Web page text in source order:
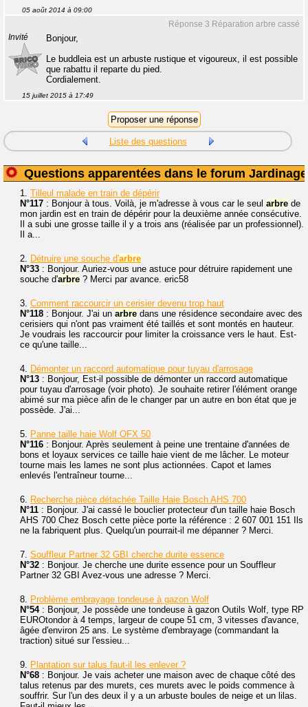
05 août 2014 à 09:00
Réponse 3 Réparation arbre cassé
Invité
Bonjour,
Le buddleia est un arbuste rustique et vigoureux, il est possible
que rabattu il reparte du pied.
Cordialement.
15 juillet 2015 à 17:49
Liste des questions
Questions apparentées dans le forum Jardinage
1. Tilleul malade en train de dépérir
N°117 : Bonjour à tous. Voilà, je m'adresse à vous car le seul arbre de
mon jardin est en train de dépérir pour la deuxième année consécutive.
Il a subi une grosse taille il y a trois ans (réalisée par un professionnel).
Il a...
2. Détruire une souche d'arbre
N°33 : Bonjour. Auriez-vous une astuce pour détruire rapidement une
souche d'arbre ? Merci par avance. eric58
3. Comment raccourcir un cerisier devenu trop haut
N°118 : Bonjour. J'ai un arbre dans une résidence secondaire avec des
cerisiers qui n'ont pas vraiment été taillés et sont montés en hauteur.
Je voudrais les raccourcir pour limiter la croissance vers le haut. Est-
ce qu'une taille...
4. Démonter un raccord automatique pour tuyau d'arrosage
N°13 : Bonjour, Est-il possible de démonter un raccord automatique
pour tuyau d'arrosage (voir photo). Je souhaite retirer l'élément orange
abimé sur ma pièce afin de le changer par un autre en bon état que je
possède. J'ai...
5. Panne taille haie Wolf OFX 50
N°116 : Bonjour. Après seulement à peine une trentaine d'années de
bons et loyaux services ce taille haie vient de me lâcher. Le moteur
tourne mais les lames ne sont plus actionnées. Capot et lames
enlevés l'entraîneur tourne...
6. Recherche pièce détachée Taille Haie Bosch AHS 700
N°11 : Bonjour. J'ai cassé le bouclier protecteur d'un taille haie Bosch
AHS 700 Chez Bosch cette pièce porte la référence : 2 607 001 151 Ils
ne la fabriquent plus. Quelqu'un pourrait-il me dépanner ? Merci.
7. Souffleur Partner 32 GBI cherche durite essence
N°32 : Bonjour. Je cherche une durite essence pour un Souffleur
Partner 32 GBI Avez-vous une adresse ? Merci.
8. Problème embrayage tondeuse à gazon Wolf
N°54: Bonjour, Je possède une tondeuse à gazon Outils Wolf, type RP
EUROtondor à 4 temps, largeur de coupe 51 cm, 3 vitesses d'avance,
âgée d'environ 25 ans. Le système d'embrayage (commandant la
traction) situé sur l'essieu...
9. Plantation sur talus faut-il les enlever ?
N°68 : Bonjour. Je vais acheter une maison avec de chaque côté des
talus retenus par des murets, ces murets avec le poids commence à
souffrir. Sur l'un des deux il y a un arbuste boules de neige et un lilas.